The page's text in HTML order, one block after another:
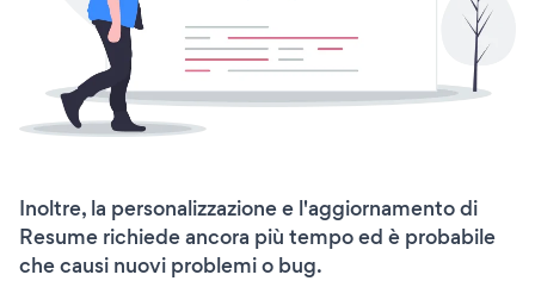
Inoltre, la personalizzazione e l'aggiornamento di
Resume richiede ancora più tempo ed è probabile
che causi nuovi problemi o bug.